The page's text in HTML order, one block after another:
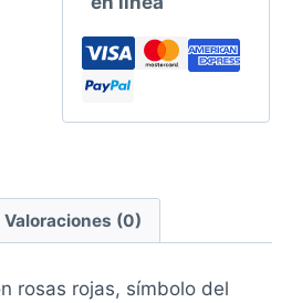
Valoraciones (0)
rosas rojas, símbolo del